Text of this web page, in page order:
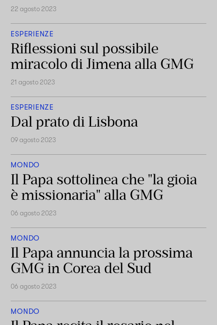
22 agosto 2023
ESPERIENZE
Riflessioni sul possibile
miracolo di Jimena alla GMG
21 agosto 2023
ESPERIENZE
Dal prato di Lisbona
09 agosto 2023
MONDO
Il Papa sottolinea che "la gioia
è missionaria" alla GMG
06 agosto 2023
MONDO
Il Papa annuncia la prossima
GMG in Corea del Sud
06 agosto 2023
MONDO